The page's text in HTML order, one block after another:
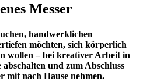
Messer
handwerklichen
möchten, sich körperlich
wollen – bei kreativer Arbeit in
und zum Abschluss
mit nach Hause nehmen.